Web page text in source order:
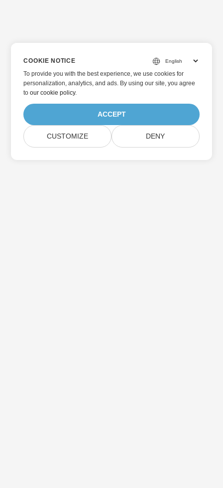
COOKIE NOTICE
To provide you with the best experience, we use cookies for
personalization, analytics, and ads. By using our site, you agree
toour cookie policy.
ACCEPT
CUSTOMIZE DENY